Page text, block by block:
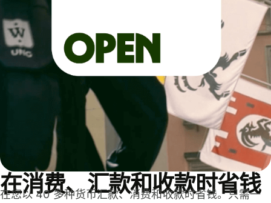
在消费、汇款和收款时省钱
在您以 40 多种货币汇款、消费和收款时省钱。只需一